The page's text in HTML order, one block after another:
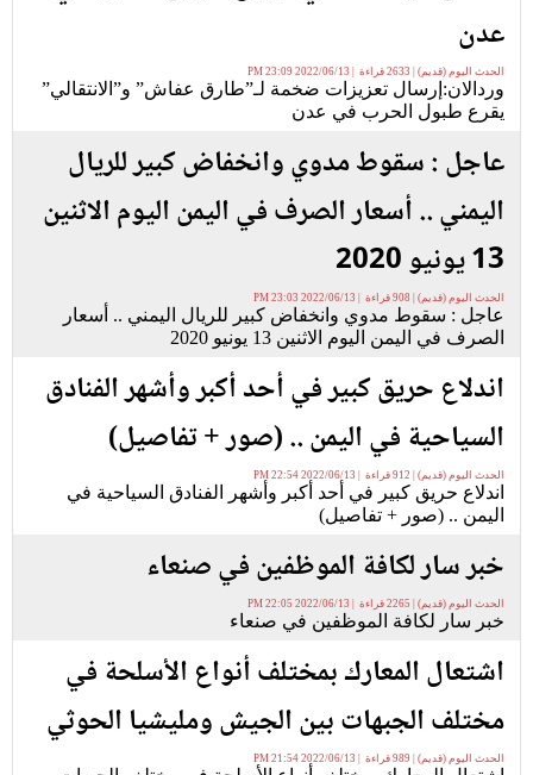
عدن
الحدث اليوم (قديم) | 2633 قراءة | 2022/06/13 23:09 PM
وردالان:إرسال تعزيزات ضخمة لـ”طارق عفاش” و”الانتقالي”
يقرع طبول الحرب في عدن
عاجل : سقوط مدوي وانخفاض كبير للريال
اليمني .. أسعار الصرف في اليمن اليوم الاثنين
13 يونيو 2020
الحدث اليوم (قديم) | 908 قراءة | 2022/06/13 23:03 PM
عاجل : سقوط مدوي وانخفاض كبير للريال اليمني .. أسعار
الصرف في اليمن اليوم الاثنين 13 يونيو 2020
اندلاع حريق كبير في أحد أكبر وأشهر الفنادق
السياحية في اليمن .. (صور + تفاصيل)
الحدث اليوم (قديم) | 912 قراءة | 2022/06/13 22:54 PM
اندلاع حريق كبير في أحد أكبر وأشهر الفنادق السياحية في
اليمن .. (صور + تفاصيل)
خبر سار لكافة الموظفين في صنعاء
الحدث اليوم (قديم) | 2265 قراءة | 2022/06/13 22:05 PM
خبر سار لكافة الموظفين في صنعاء
اشتعال المعارك بمختلف أنواع الأسلحة في
مختلف الجبهات بين الجيش ومليشيا الحوثي
الحدث اليوم (قديم) | 989 قراءة | 2022/06/13 21:54 PM